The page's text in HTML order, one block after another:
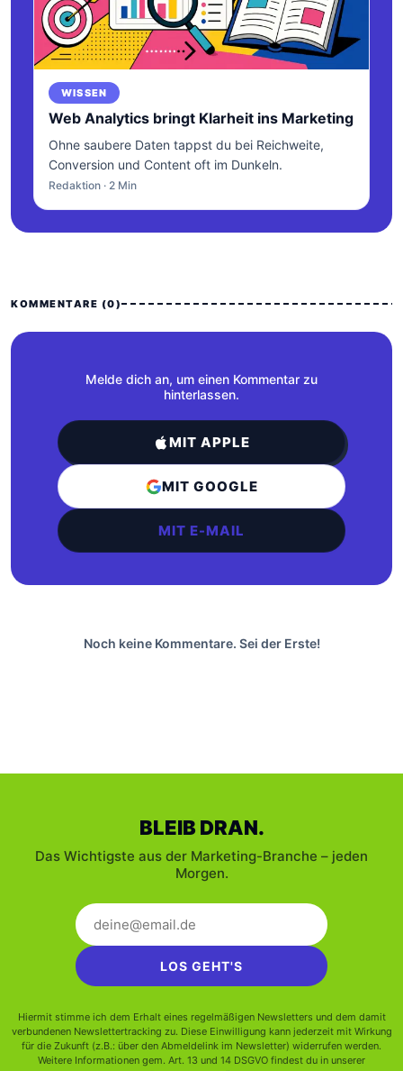
WISSEN
Web Analytics bringt Klarheit ins Marketing
Ohne saubere Daten tappst du bei Reichweite,
Conversion und Content oft im Dunkeln.
Redaktion · 2 Min
KOMMENTARE (0)
Melde dich an, um einen Kommentar zu
hinterlassen.
MIT APPLE
MIT GOOGLE
MIT E-MAIL
Noch keine Kommentare. Sei der Erste!
BLEIB DRAN.
Das Wichtigste aus der Marketing-Branche – jeden
Morgen.
LOS GEHT'S
Hiermit stimme ich dem Erhalt eines regelmäßigen Newsletters und dem damit
verbundenen Newslettertracking zu. Diese Einwilligung kann jederzeit mit Wirkung
für die Zukunft (z.B.: über den Abmeldelink im Newsletter) widerrufen werden.
Weitere Informationen gem. Art. 13 und 14 DSGVO findest du in unserer